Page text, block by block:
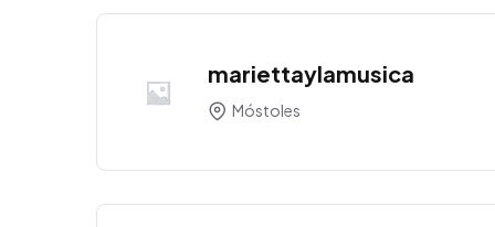
mariettaylamusica
Móstoles